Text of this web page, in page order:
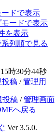
ドで表示
ードで表示
を表示
列順で見る
時30分44秒
投稿 /管理用
投稿 /管理画面
へ戻る
Ver 3.5.0.